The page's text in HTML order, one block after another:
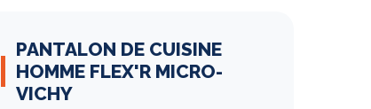
PANTALON DE CUISINE
HOMME FLEX'R MICRO-
VICHY